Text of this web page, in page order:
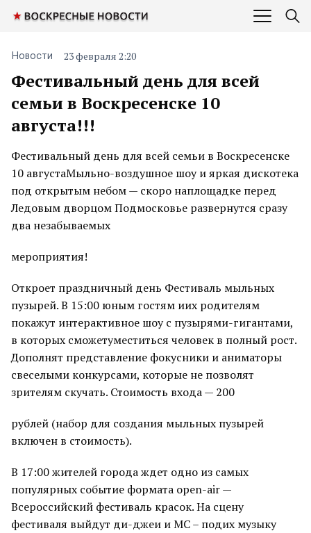
Фестивальный день для всей
семьи в Воскресенске 10
августа!!!
Новости 23 февраля 2:20
Фестивальный день для всей семьи в Воскресенске
10 августаМыльно-воздушное шоу и яркая дискотека
под открытым небом — скоро наплощадке перед
Ледовым дворцом Подмосковье развернутся сразу
два незабываемых
мероприятия!
Откроет праздничный день Фестиваль мыльных
пузырей. В 15:00 юным гостям иих родителям
покажут интерактивное шоу с пузырями-гигантами,
в которых сможетуместиться человек в полный рост.
Дополнят представление фокусники и аниматоры
свеселыми конкурсами, которые не позволят
зрителям скучать. Стоимость входа — 200
рублей (набор для создания мыльных пузырей
включен в стоимость).
В 17:00 жителей города ждет одно из самых
популярных событие формата open-air —
Всероссийский фестиваль красок. На сцену
фестиваля выйдут ди-джеи и МС – подих музыку